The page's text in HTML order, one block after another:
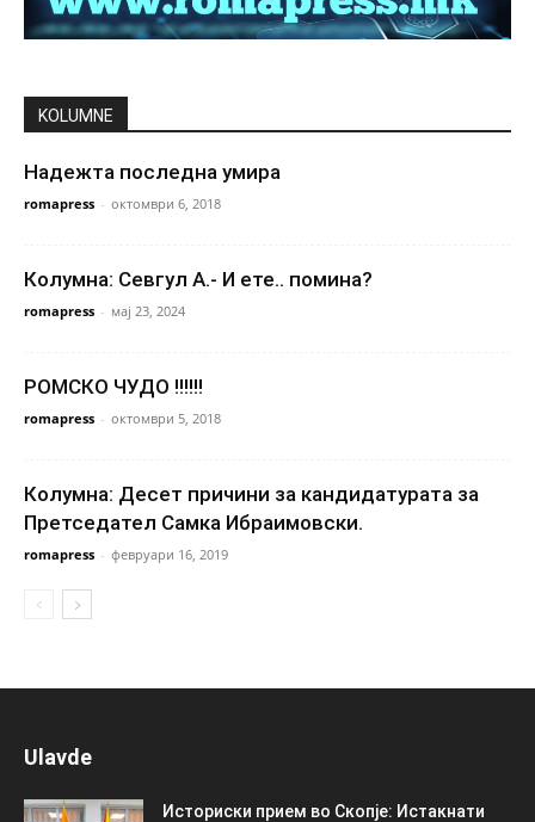
KOLUMNE
Надежта последна умира
romapress - октомври 6, 2018
Колумна: Севгул А.- И ете.. помина?
romapress - мај 23, 2024
РОМСКО ЧУДО !!!!!!
romapress - октомври 5, 2018
Колумна: Десет причини за кандидатурата за
Претседател Самка Ибраимовски.
romapress - февруари 16, 2019
Ulavde
Историски прием во Скопје: Истакнати